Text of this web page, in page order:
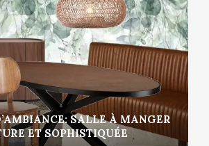
SALLE À MANGER
ET SOPHISTIQUÉE